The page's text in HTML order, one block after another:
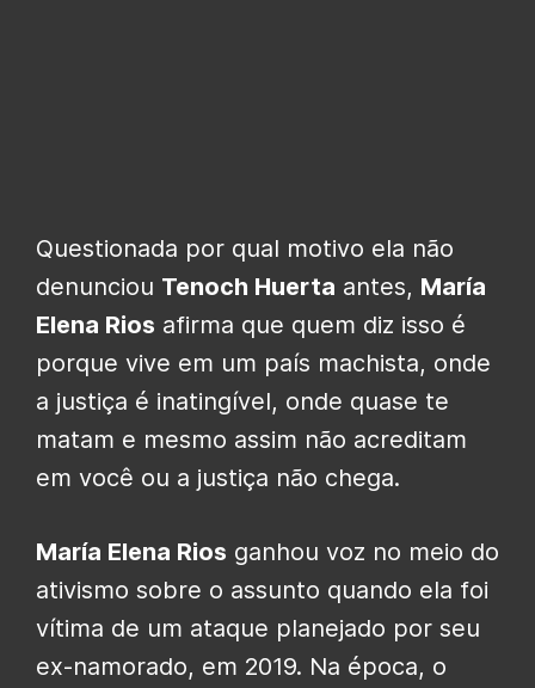
Questionada por qual motivo ela não
denunciou Tenoch Huerta antes, María
Elena Rios afirma que quem diz isso é
porque vive em um país machista, onde
a justiça é inatingível, onde quase te
matam e mesmo assim não acreditam
em você ou a justiça não chega.
María Elena Rios ganhou voz no meio do
ativismo sobre o assunto quando ela foi
vítima de um ataque planejado por seu
ex-namorado, em 2019. Na época, o